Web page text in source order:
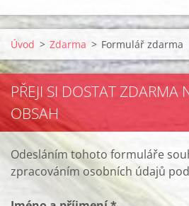
ZDROJE!
Úvod > Zdarma > Formulář zdarma
PŘEJI SI DOSTAT ZDARMA
OBSAH
Odesláním tohoto formuláře
zpracováním osobních údajů